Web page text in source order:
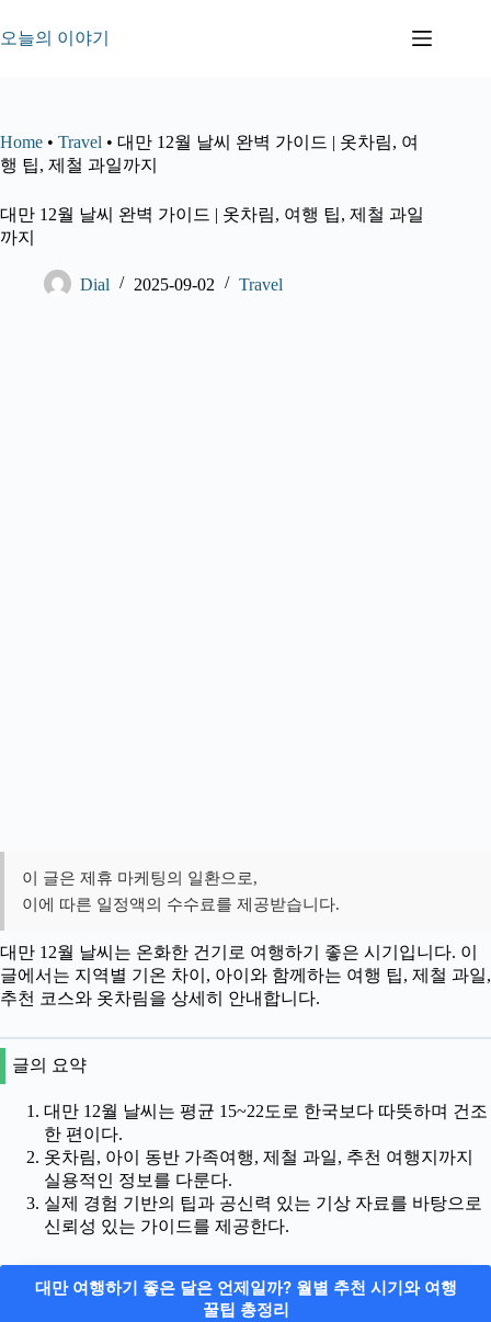
문
뛰
기
오늘의 이야기
Home • Travel • 대만 12월 날씨 완벽 가이드 | 옷차림, 여
행 팁, 제철 과일까지
대만 12월 날씨 완벽 가이드 | 옷차림, 여행 팁, 제철 과일
까지
Dial 2025-09-02 Travel
이 글은 제휴 마케팅의 일환으로,
이에 따른 일정액의 수수료를 제공받습니다.
대만 12월 날씨는 온화한 건기로 여행하기 좋은 시기입니다. 이
글에서는 지역별 기온 차이, 아이와 함께하는 여행 팁, 제철 과일,
추천 코스와 옷차림을 상세히 안내합니다.
글의 요약
대만 12월 날씨는 평균 15~22도로 한국보다 따뜻하며 건조
한 편이다.
옷차림, 아이 동반 가족여행, 제철 과일, 추천 여행지까지
실용적인 정보를 다룬다.
실제 경험 기반의 팁과 공신력 있는 기상 자료를 바탕으로
신뢰성 있는 가이드를 제공한다.
대만 여행하기 좋은 달은 언제일까? 월별 추천 시기와 여행
꿀팁 총정리